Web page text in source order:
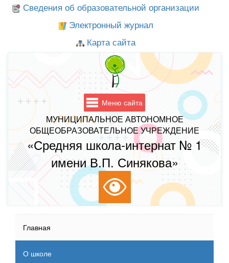
Сведения об образовательной организации
Электронный журнал
Карта сайта
Меню сайта
МУНИЦИПАЛЬНОЕ АВТОНОМНОЕ
ОБЩЕОБРАЗОВАТЕЛЬНОЕ УЧРЕЖДЕНИЕ
«Средняя школа-интернат № 1
имени В.П. Синякова»
Главная
О школе